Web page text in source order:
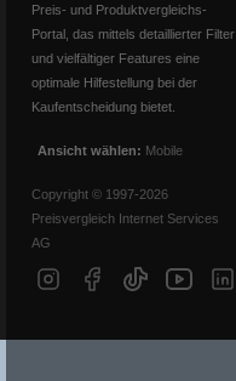
Preis- und Produktvergleichs-
Portal, das mittels detaillierter Filter
und vielfältiger Features eine
optimale Hilfestellung bei der
Kaufentscheidung bietet.
Ansicht wählen: Mobile
Copyright © 1997-2026
Preisvergleich Internet Services
AG